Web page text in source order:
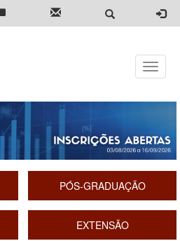
Toggle
PÓS-GRADUAÇÃO
EXTENSÃO